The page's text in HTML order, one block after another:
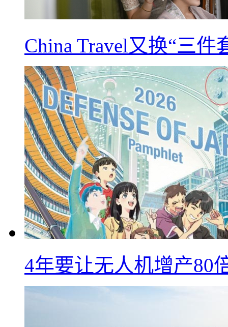
China Travel又换“三
4年要让无人机增产80